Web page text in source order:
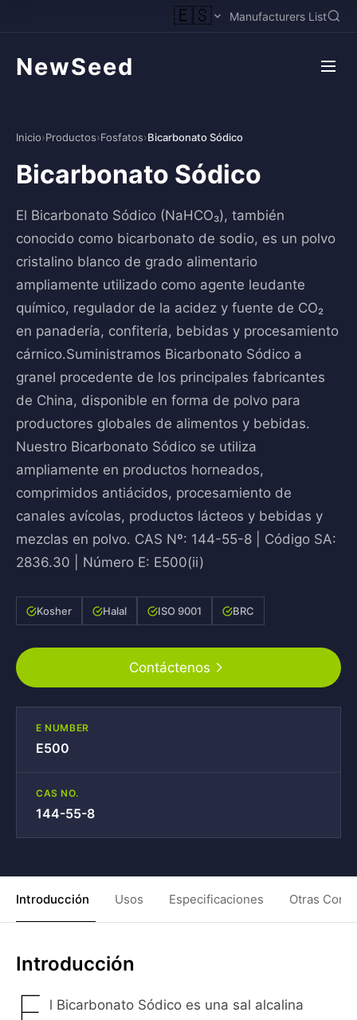
🇪🇸 Manufacturers List
NewSeed
Inicio›Productos›Fosfatos›Bicarbonato Sódico
Bicarbonato Sódico
El Bicarbonato Sódico (NaHCO₃), también
conocido como bicarbonato de sodio, es un polvo
cristalino blanco de grado alimentario
ampliamente utilizado como agente leudante
químico, regulador de la acidez y fuente de CO₂
en panadería, confitería, bebidas y procesamiento
cárnico.Suministramos Bicarbonato Sódico a
granel procedente de los principales fabricantes
de China, disponible en forma de polvo para
productores globales de alimentos y bebidas.
Nuestro Bicarbonato Sódico se utiliza
ampliamente en productos horneados,
comprimidos antiácidos, procesamiento de
canales avícolas, productos lácteos y bebidas y
mezclas en polvo. CAS Nº: 144-55-8 | Código SA:
2836.30 | Número E: E500(ii)
Kosher Halal ISO 9001 BRC
Contáctenos
E NUMBER
E500
CAS NO.
144-55-8
Introducción Usos Especificaciones Otras
Introducción
l Bicarbonato Sódico es una sal alcalina